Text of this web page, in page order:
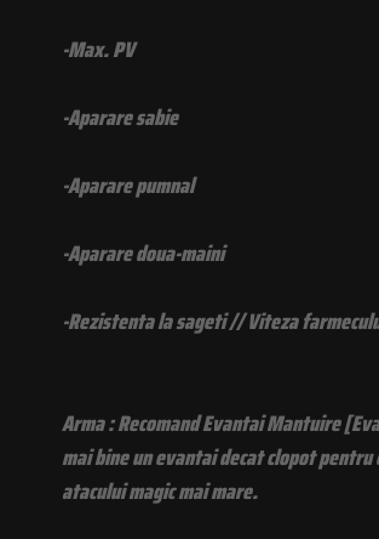
-Max. PV
-Aparare sabie
-Aparare pumnal
-Aparare doua-maini
-Rezistenta la sageti // Viteza
Arma : Recomand Evantai Mantuire
mai bine un evantai decat clopot pentru
atacului magic mai mare.